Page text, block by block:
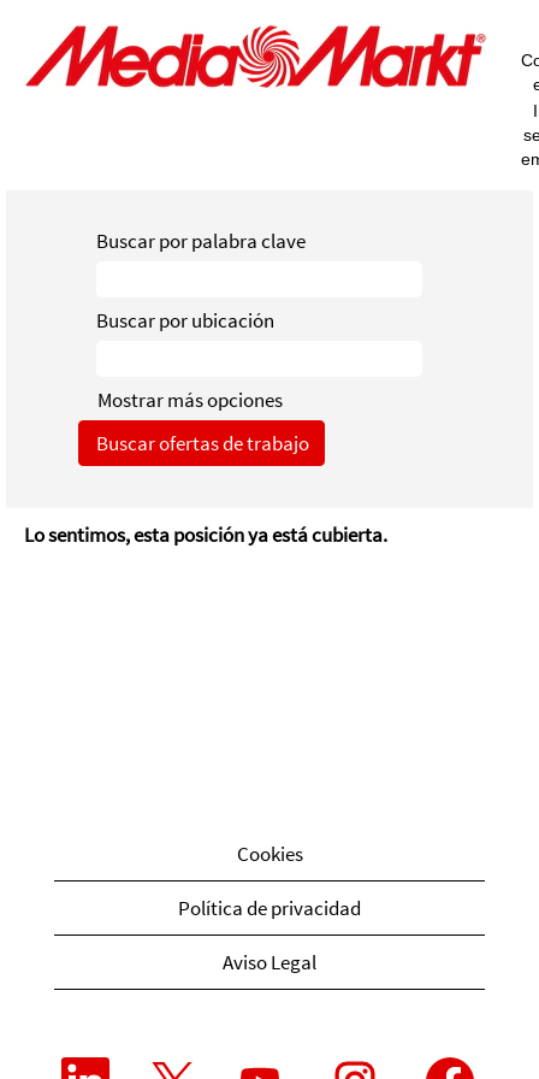
Buscar por palabra clave
Buscar por ubicación
Mostrar más opciones
Lo sentimos, esta posición ya está cubierta.
Cookies
Política de privacidad
Aviso Legal
S S S